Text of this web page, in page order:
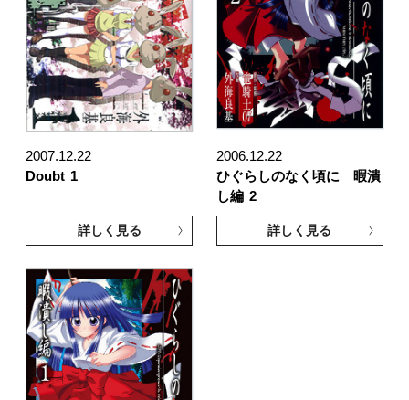
2007.12.22
Doubt 1
詳しく見る
2006.12.22
ひぐらしのなく頃に 暇潰
し編 2
詳しく見る